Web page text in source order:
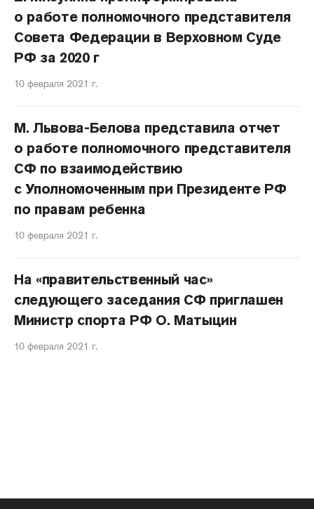
о работе полномочного представителя
Совета Федерации в Верховном Суде
РФ за 2020 г
10 февраля 2021 г.
М. Львова-Белова представила отчет
о работе полномочного представителя
СФ по взаимодействию
с Уполномоченным при Президенте РФ
по правам ребенка
10 февраля 2021 г.
На «правительственный час»
следующего заседания СФ приглашен
Министр спорта РФ О. Матыцин
10 февраля 2021 г.